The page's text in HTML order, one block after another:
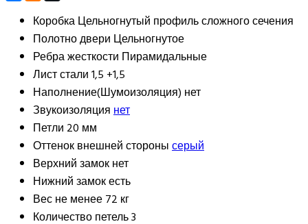
КоробкаЦельногнутый профиль сложного сечения
Полотно двери Цельногнутое
Ребра жесткости Пирамидальные
Лист стали1,5 +1,5
Наполнение(Шумоизоляция) нет
Звукоизоляциянет
Петли 20 мм
Оттенок внешней сторонысерый
Верхний замокнет
Нижний замокесть
Весне менее 72 кг
Количество петель3